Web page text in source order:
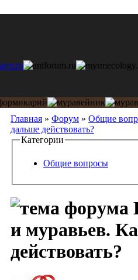
Главная » Форум » Общие
дальше действовать?
Категории
Общие вопросы
и муравьев.
действовать?